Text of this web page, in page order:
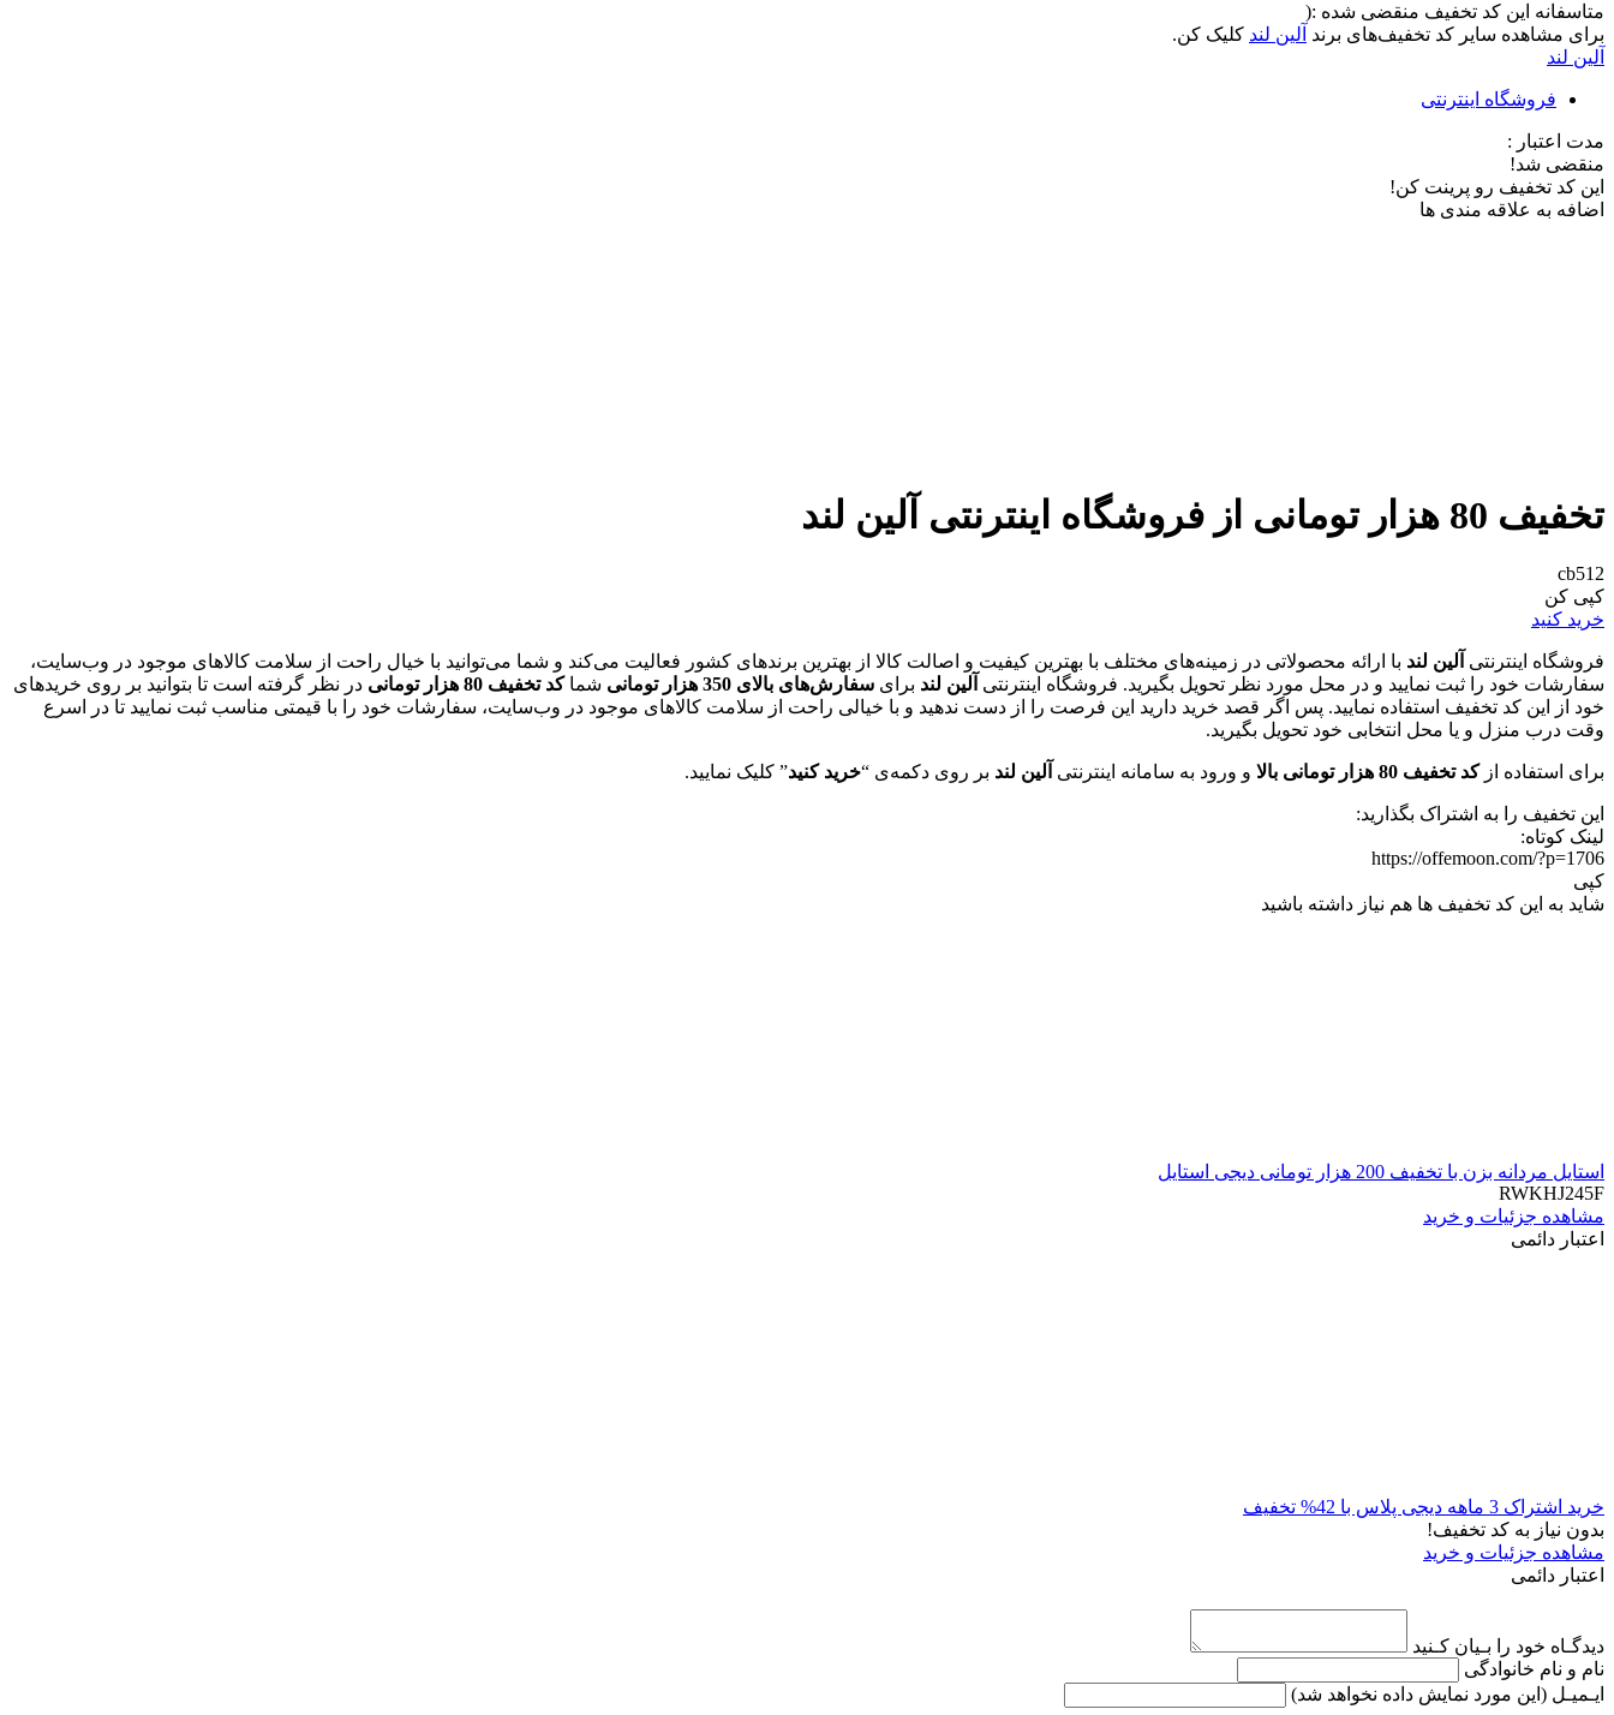
متاسفانه این کد تخفیف منقضی شده :(
برای مشاهده سایر کد تخفیف‌های برند آلین لند کلیک کن.
آلین لند
فروشگاه اینترنتی
مدت اعتبار :
منقضی شد!
این کد تخفیف رو پرینت کن!
اضافه به علاقه مندی ها
تخفیف 80 هزار تومانی از فروشگاه اینترنتی آلین لند
cb512
کپی کن
خرید کنید
فروشگاه اینترنتی آلین لند با ارائه محصولاتی در زمینه‌های مختلف با بهترین کیفیت و اصالت کالا از بهترین برندهای کشور فعالیت می‌کند و شما می‌توانید با خیال راحت از سلامت کالاهای موجود در وب‌سایت،
سفارشات خود را ثبت نمایید و در محل مورد نظر تحویل بگیرید. فروشگاه اینترنتی آلین لند برای سفارش‌های بالای 350 هزار تومانی شماکد تخفیف 80 هزار تومانی
در نظر گرفته است تا بتوانید بر روی خریدهای
خود از این کد تخفیف استفاده نمایید. پس اگر قصد خرید دارید این فرصت را از دست ندهید و با خیالی راحت از سلامت کالاهای موجود در وب‌سایت، سفارشات خود را با قیمتی مناسب ثبت نمایید تا در اسرع
وقت درب منزل و یا محل انتخابی خود تحویل بگیرید.
برای استفاده ازکد تخفیف 80 هزار تومانی بالا و ورود به سامانه اینترنتی آلین لند بر روی دکمه‌ی “خرید کنید” کلیک نمایید.
این تخفیف را به اشتراک بگذارید:
لینک کوتاه:
https://offemoon.com/?p=1706
کپی
شاید به این کد تخفیف ها هم نیاز داشته باشید
استایل مردانه بزن با تخفیف 200 هزار تومانی دیجی استایل
RWKHJ245F
مشاهده جزئیات و خرید
اعتبار دائمی
خرید اشتراک 3 ماهه دیجی پلاس با 42% تخفیف
بدون نیاز به کد تخفیف!
مشاهده جزئیات و خرید
اعتبار دائمی
دیدگـاه خود را بـیان کـنید
نام و نام خانوادگی
ایـمیـل (این مورد نمایش داده نخواهد شد)